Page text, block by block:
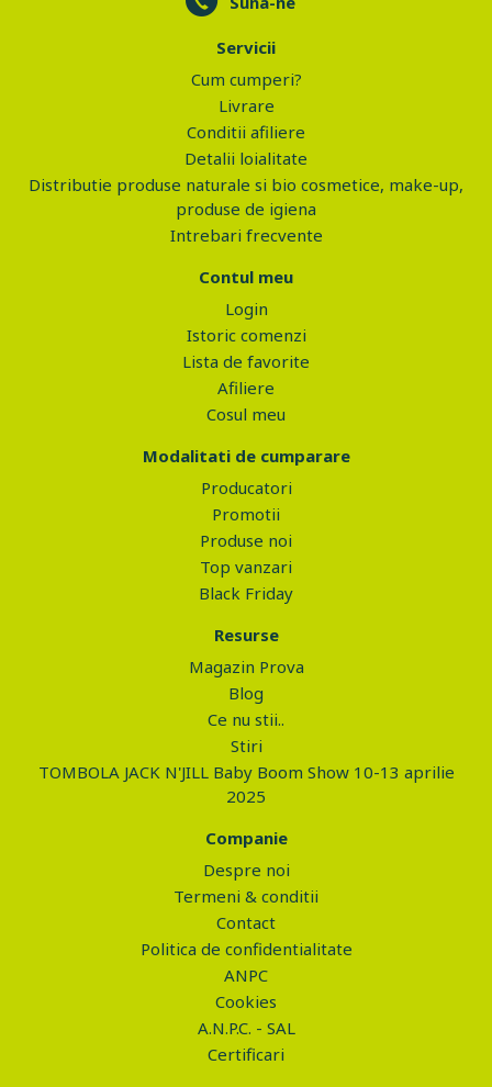
Servicii
Cum cumperi?
Livrare
Conditii afiliere
Detalii loialitate
Distributie produse naturale si bio cosmetice, make-up,
produse de igiena
Intrebari frecvente
Contul meu
Login
Istoric comenzi
Lista de favorite
Afiliere
Cosul meu
Modalitati de cumparare
Producatori
Promotii
Produse noi
Top vanzari
Black Friday
Resurse
Magazin Prova
Blog
Ce nu stii..
Stiri
TOMBOLA JACK N'JILL Baby Boom Show 10-13 aprilie
2025
Companie
Despre noi
Termeni & conditii
Contact
Politica de confidentialitate
ANPC
Cookies
A.N.P.C. - SAL
Certificari